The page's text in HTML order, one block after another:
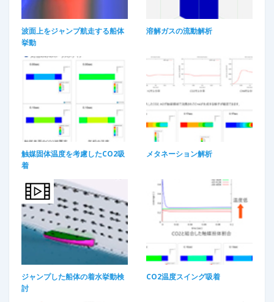
波面上をジャンプ航走する船体
挙動
溶解ガスの流動解析
触媒固体温度を考慮したCO2吸
着
メタネーション解析
ジャンプした船体の着水挙動検
討
CO2温度スイング吸着